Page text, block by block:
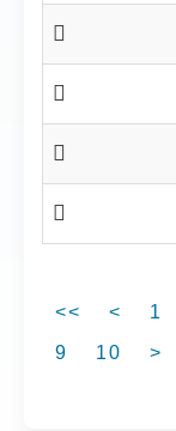
𦥼
𦦀
𦦁
𦦂
<< < 1
9
10 >